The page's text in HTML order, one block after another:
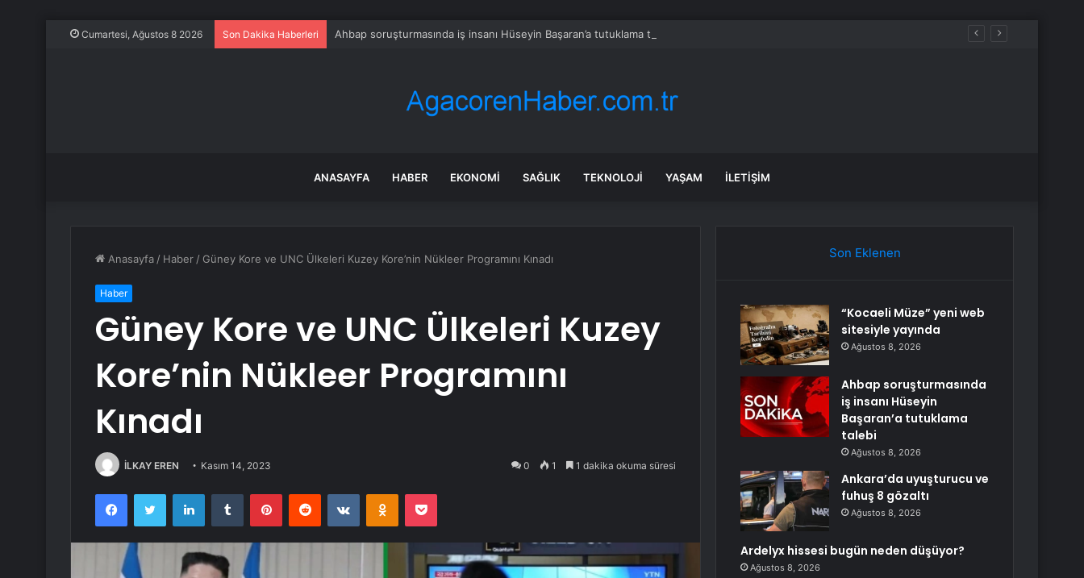
Cumartesi, Ağustos 8 2026 Son Dakika Haberleri Ahbap soruşturmasında iş insanı Hüseyin Başaran’a tutuklama talebi
ANASAYFA HABER EKONOMI SAĞLIK TEKNOLOJI YAŞAM İLETIŞIM
Anasayfa / Haber / Güney Kore ve UNC Ülkeleri Kuzey Kore’nin Nükleer Programını Kınadı
Haber
Güney Kore ve UNC Ülkeleri Kuzey
Kore’nin Nükleer Programını
Kınadı
İLKAY EREN Kasım 14, 2023 0 1 1 dakika okuma süresi
FacebookTwitter LinkedInTumblr PinterestReddit VKontakteOdnoklassniki
Pocket
Son Eklenen
“Kocaeli Müze” yeni web
sitesiyle yayında
Ağustos 8, 2026
Ahbap soruşturmasında
iş insanı Hüseyin
Başaran’a tutuklama
talebi
Ağustos 8, 2026
Ankara’da uyuşturucu ve
fuhuş 8 gözaltı
Ağustos 8, 2026
Ardelyx hissesi bugün neden düşüyor?
Ağustos 8, 2026